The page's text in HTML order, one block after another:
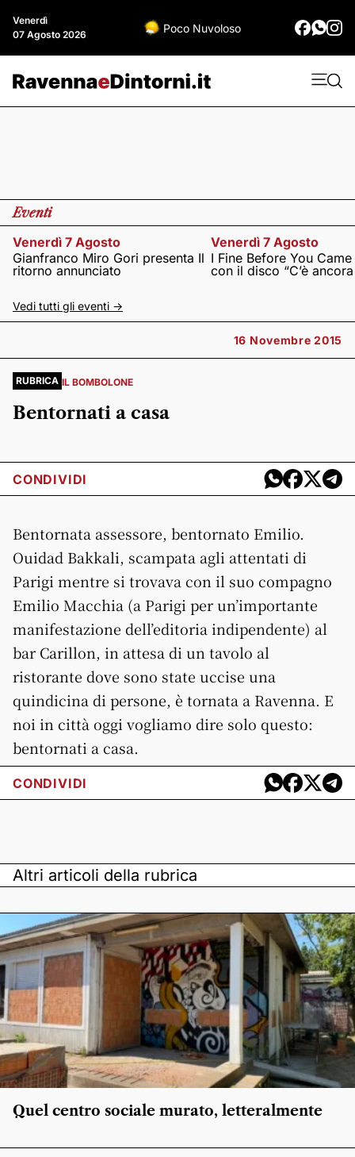
Venerdì
07 Agosto 2026
Poco Nuvoloso
Eventi
Venerdì 7 Agosto
Gianfranco Miro Gori presenta Il
ritorno annunciato
Venerdì 7 Agosto
I Fine Before You
con il disco “C’è
Vedi tutti gli eventi ->
16 Novembre 2015
RUBRICA IL BOMBOLONE
Bentornati a casa
CONDIVIDI
Bentornata assessore, bentornato Emilio.
Ouidad Bakkali, scampata agli attentati di
Parigi mentre si trovava con il suo compagno
Emilio Macchia (a Parigi per un’importante
manifestazione dell’editoria indipendente) al
bar Carillon, in attesa di un tavolo al
ristorante dove sono state uccise una
quindicina di persone, è tornata a Ravenna. E
noi in città oggi vogliamo dire solo questo:
bentornati a casa.
CONDIVIDI
Altri articoli della rubrica
Quel centro sociale murato, letteralmente